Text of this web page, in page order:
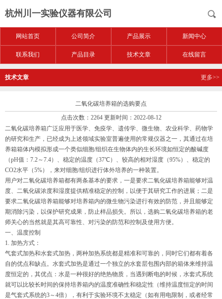
杭州川一实验仪器有限公司
网站首页 公司简介 产品展示 新闻中心
联系我们 产品目录 技术文章 在线留言
技术文章 更多>>
二氧化碳培养箱的选购要点
点击次数：2264 更新时间：2022-08-12
二氧化碳培养箱广泛应用于医学、免疫学、遗传学、微生物、农业科学、药物学
的研究和生产，已经成为上述领域实验室普遍使用的常规仪器之一，其通过在培
养箱箱体内模拟形成一个类似细胞/组织在生物体内的生长环境如恒定的酸碱度
（pH值：7.2～7.4）、稳定的温度（37℃）、较高的相对湿度（95%）、稳定的
CO2水平（5%），来对细胞/组织进行体外培养的一种装置。
用户对二氧化碳培养箱都有两条基本的要求，一是要求二氧化碳培养箱能够对温
度、二氧化碳浓度和湿度提供精准稳定的控制，以便于其研究工作的进展；二是
要求二氧化碳培养箱能够对培养箱内的微生物污染进行有效的防范，并且能够定
期消除污染，以保护研究成果，防止样品损失。所以，选购二氧化碳培养箱的老
师关心的当然就是其高可靠性、对污染的防范和控制及使用方便。
一、温度控制
1. 加热方式：
气套式加热和水套式加热，两种加热系统都是精准和可靠的，同时它们都有着各
自的优点和缺点。水套式加热是通过一个独立的水套层包围内部的箱体来维持温
度恒定的，其优点：水是一种很好的绝热物质，当遇到断电的时候，水套式系统
就可以比较长时间的保持培养箱内的温度准确性和稳定性（维持温度恒定的时间
是气套式系统的3～4倍），有利于实验环境不太稳定（如有用电限制，或者经常